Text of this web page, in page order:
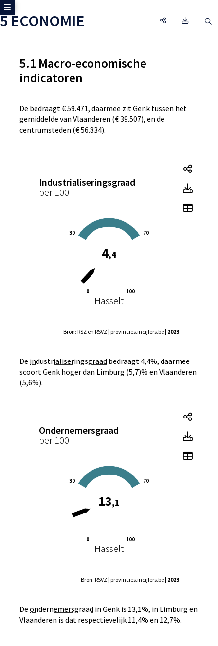
5 ECONOMIE 5 ECONOMIE,
Toon zijmenu
5.1 Macro-economische
indicatoren
De bedraagt € 59.471, daarmee zit Genk tussen het
gemiddelde van Vlaanderen (€ 39.507), en de
centrumsteden (€ 56.834).
Industrialiseringsgraad
per 100
Hasselt
0
30 70
100
4,4
Bron: RSZ en RSVZ | provincies.incijfers.be| 2023
Toon
De industrialiseringsgraad bedraagt 4,4%, daarmee
scoort Genk hoger dan Limburg (5,7)% en Vlaanderen
(5,6%).
Ondernemersgraad
per 100
Hasselt
0
30 70
100
13,1
Bron: RSVZ | provincies.incijfers.be| 2023
Toon
De ondernemersgraad in Genk is 13,1%, in Limburg en
Vlaanderen is dat respectievelijk 11,4% en 12,7%.